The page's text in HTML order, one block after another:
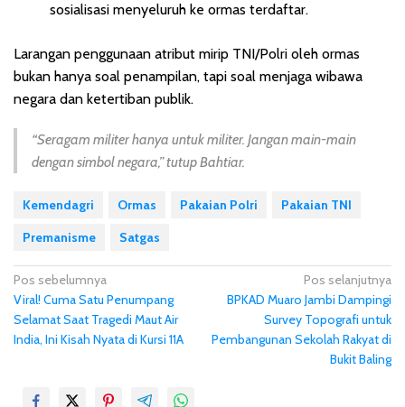
sosialisasi menyeluruh ke ormas terdaftar.
Larangan penggunaan atribut mirip TNI/Polri oleh ormas
bukan hanya soal penampilan, tapi soal menjaga wibawa
negara dan ketertiban publik.
“Seragam militer hanya untuk militer. Jangan main-main
dengan simbol negara,”tutup Bahtiar.
Kemendagri Ormas Pakaian Polri
Pakaian TNI
Premanisme
Satgas
N
a
v
Pos sebelumnya
Viral! Cuma Satu Penumpang
Selamat Saat Tragedi Maut Air
India, Ini Kisah Nyata di Kursi 11A
Pos selanjutnya
BPKAD Muaro Jambi Dampingi
Survey Topografi untuk
Pembangunan Sekolah Rakyat di
Bukit Baling